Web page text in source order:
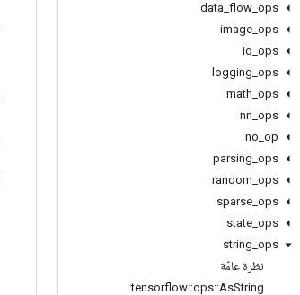
data flow ops
image ops
io ops
logging ops
math ops
nn ops
no op
parsing ops
random ops
sparse ops
state ops
string ops
نظرة عامّة
tensorflow::ops::AsString